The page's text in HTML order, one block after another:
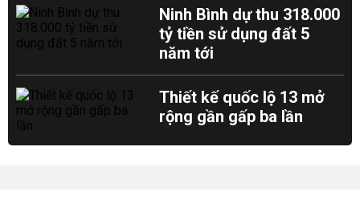
Ninh Bình dự thu 318.000
tỷ tiền sử dụng đất 5
năm tới
Thiết kế quốc lộ 13 mở
rộng gần gấp ba lần